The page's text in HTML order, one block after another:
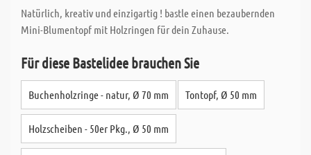
Natürlich, kreativ und einzigartig ! bastle einen bezaubernden
Mini-Blumentopf mit Holzringen für dein Zuhause.
Für diese Bastelidee brauchen Sie
Buchenholzringe - natur, Ø 70 mm Tontopf, Ø 50 mm
Holzscheiben - 50er Pkg., Ø 50 mm